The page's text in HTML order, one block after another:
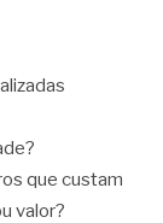
que custam
valor?